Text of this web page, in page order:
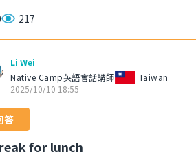
217
Li Wei
Native Camp英語會話講師
Taiwan
2025/10/10 18:55
答
for lunch